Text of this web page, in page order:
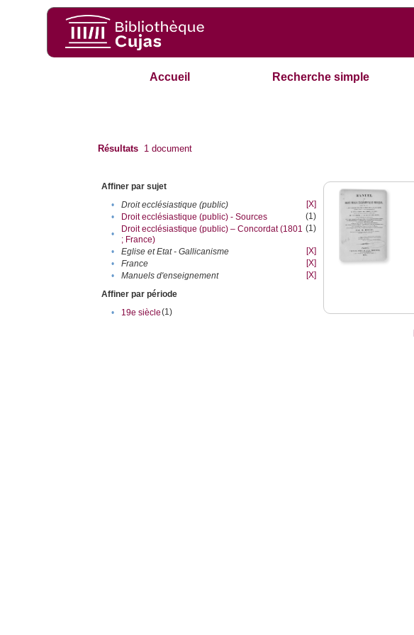
Accueil Recherche simple
Résultats 1 document
Affiner par sujet
•
Droit ecclésiastique (public)
[X]
•
Droit ecclésiastique (public) - Sources
(1)
•
Droit ecclésiastique (public) – Concordat (1801
; France)
(1)
• Eglise et Etat - Gallicanisme
[X]
•
France
[X]
•
Manuels d'enseignement
[X]
Affiner par période
•
19e siècle(1)